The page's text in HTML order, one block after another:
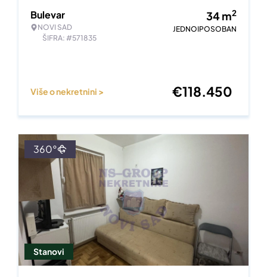
Bulevar
NOVI SAD
ŠIFRA: #571835
34m2
JEDNOIPOSOBAN
Više o nekretnini > €118.450
Stanovi
360°